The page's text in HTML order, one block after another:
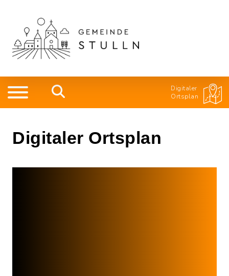
Digitaler
Ortsplan
Digitaler Ortsplan